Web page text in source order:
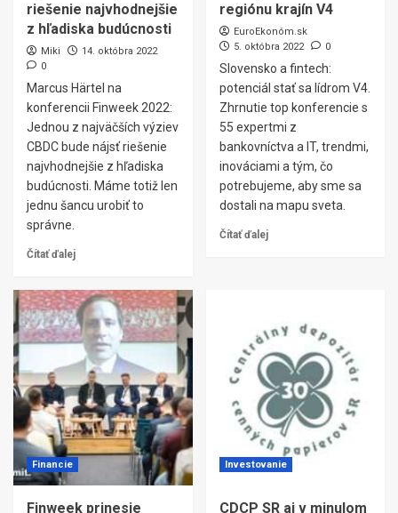
riešenie najvhodnejšie
z hľadiska budúcnosti
Miki
14. októbra 2022
0
Marcus Härtel na
konferencii Finweek 2022:
Jednou z najväčších výziev
CBDC bude nájsť riešenie
najvhodnejšie z hľadiska
budúcnosti. Máme totiž len
jednu šancu urobiť to
správne.
Čítať ďalej
regiónu krajín V4
EuroEkonóm.sk
5. októbra 2022
0
Slovensko a fintech:
potenciál stať sa lídrom V4.
Zhrnutie top konferencie s
55 expertmi z
bankovníctva a IT, trendmi,
inováciami a tým, čo
potrebujeme, aby sme sa
dostali na mapu sveta.
Čítať ďalej
Financie
Finweek prinesie
Investovanie
CDCP SR aj v minulom